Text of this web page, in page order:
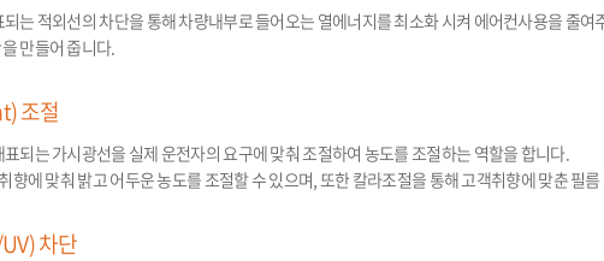
는 적외선의 차단을 통해 차량내부로 들어오는 열에너지를 최소화 시켜 에어컨사용을 줄여
만들어 줍니다.
조절
되는 가시광선을 실제 운전자의 요구에 맞춰 조절하여 농도를 조절하는 역할을 합니다.
향에 맞춰 밝고 어두운 농도를 조절할 수 있으며, 또한 칼라조절을 통해 고객취향에 맞춘 필
차단